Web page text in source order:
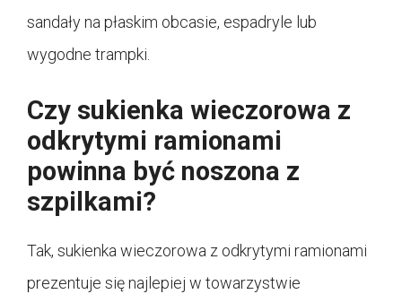
sandały na płaskim obcasie, espadryle lub
wygodne trampki.
Czy sukienka wieczorowa z
odkrytymi ramionami
powinna być noszona z
szpilkami?
Tak, sukienka wieczorowa z odkrytymi ramionami
prezentuje się najlepiej w towarzystwie